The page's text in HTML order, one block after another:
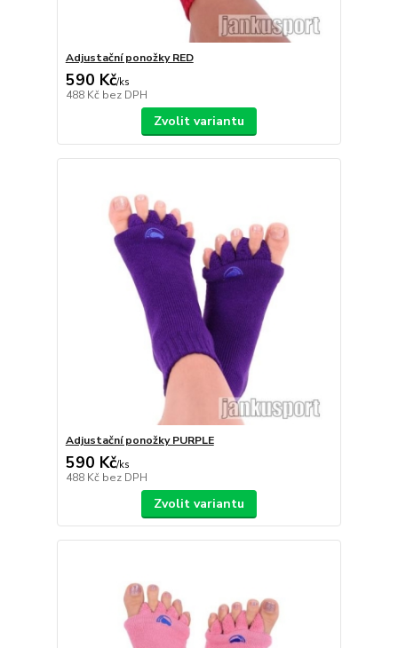
Adjustační ponožky RED
590 Kč/ks
488 Kč bez DPH
Zvolit variantu
Adjustační ponožky PURPLE
590 Kč/ks
488 Kč bez DPH
Zvolit variantu